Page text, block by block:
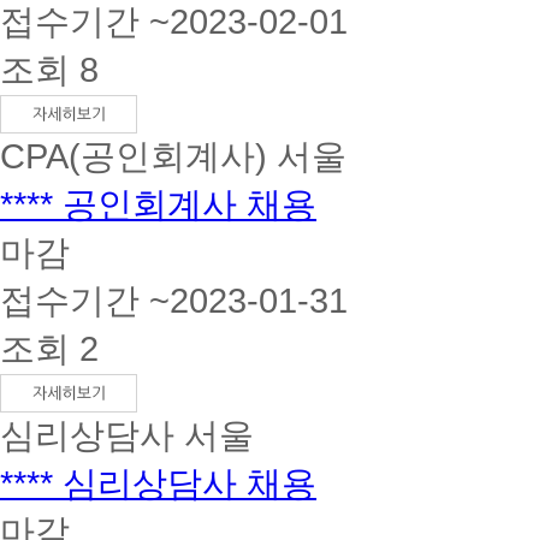
접수기간 ~2023-02-01
조회 8
CPA(공인회계사) 서울
**** 공인회계사 채용
마감
접수기간 ~2023-01-31
조회 2
심리상담사 서울
**** 심리상담사 채용
마감